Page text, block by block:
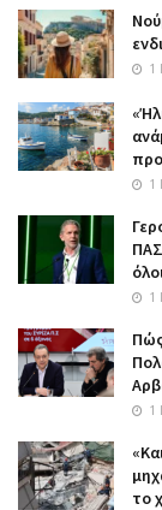
1
1
1
1
το